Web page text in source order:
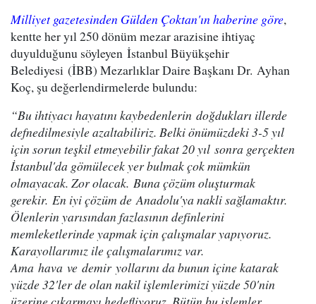
Milliyet gazetesinden Gülden Çoktan'ın haberine göre,
kentte her yıl 250 dönüm mezar arazisine ihtiyaç
duyulduğunu söyleyen İstanbul Büyükşehir
Belediyesi (İBB) Mezarlıklar Daire Başkanı Dr. Ayhan
Koç, şu değerlendirmelerde bulundu:
“Bu ihtiyacı hayatını kaybedenlerin doğdukları illerde
defnedilmesiyle azaltabiliriz. Belki önümüzdeki 3-5 yıl
için sorun teşkil etmeyebilir fakat 20 yıl sonra gerçekten
İstanbul'da gömülecek yer bulmak çok mümkün
olmayacak. Zor olacak. Buna çözüm oluşturmak
gerekir. En iyi çözüm de Anadolu'ya nakli sağlamaktır.
Ölenlerin yarısından fazlasının definlerini
memleketlerinde yapmak için çalışmalar yapıyoruz.
Karayollarımız ile çalışmalarımız var.
Ama hava ve demir yollarını da bunun içine katarak
yüzde 32'ler de olan nakil işlemlerimizi yüzde 50'nin